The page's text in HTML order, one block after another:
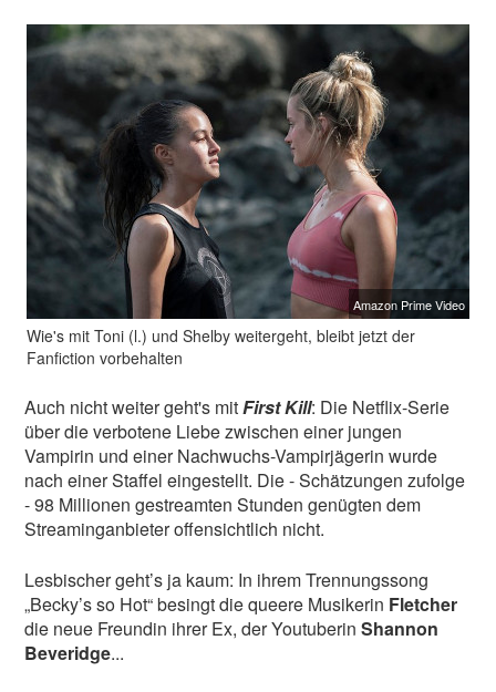
Amazon Prime Video
Wie's mit Toni (l.) und Shelby weitergeht, bleibt jetzt der
Fanfiction vorbehalten
Auch nicht weiter geht's mitFirst Kill: Die Netflix-Serie
über die verbotene Liebe zwischen einer jungen
Vampirin und einer Nachwuchs-Vampirjägerin wurde
nach einer Staffel eingestellt. Die - Schätzungen zufolge
- 98 Millionen gestreamten Stunden genügten dem
Streaminganbieter offensichtlich nicht.
Lesbischer geht’s ja kaum: In ihrem Trennungssong
„Becky’s so Hot“ besingt die queere Musikerin Fletcher
die neue Freundin ihrer Ex, der YoutuberinShannon
Beveridge...